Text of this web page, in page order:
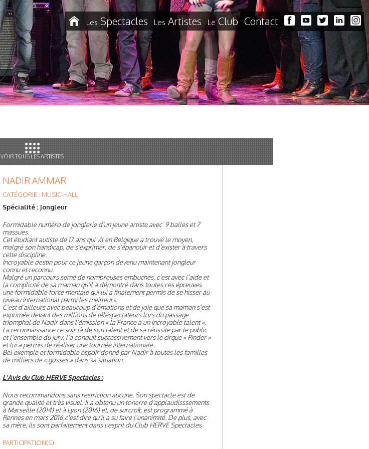
Les Spectacles Les Artistes LeClub Contact
VOIR TOUS LES ARTISTES
NADIR AMMAR
CATÉGORIE : MUSIC-HALL
Spécialité : Jongleur
Formidable numéro de jonglerie d’un jeune artiste avec 9 balles et 7
massues.
Cet étudiant autiste de 17 ans qui vit en Belgique a trouvé le moyen,
malgré son handicap, de s’exprimer, de s’épanouir et d’exister à travers
cette discipline.
Incroyable destin pour ce jeune garçon devenu maintenant jongleur
connu et reconnu.
Malgré un parcours semé de nombreuses embuches, c’est avec l’aide et
la complicité de sa maman qu’il a démontré dans toutes ces épreuves
une formidable force mentale qui lui a finalement permis de se hisser au
niveau international parmi les meilleurs.
C’est d’ailleurs avec beaucoup d’émotions et de joie que sa maman s’est
exprimée devant des millions de téléspectateurs lors du passage
triomphal de Nadir dans l’émission « la France a un incroyable talent ».
La reconnaissance ce soir là de son talent et de sa réussite par le public
et l’ensemble du jury, l’a conduit successivement vers le cirque « Pinder »
et lui a permis de réaliser une tournée internationale.
Bel exemple et formidable espoir donné par Nadir à toutes les familles
de milliers de « gosses » dans sa situation.
L'Avis du Club HERVE Spectacles :
Nous recommandons sans restriction aucune. Son spectacle est de
grande qualité et très visuel. Il a obtenu un tonerre d'applaudisssements
à Marseille (2014) et à Lyon (2016) et, de surcroît, est programmé à
Rennes en mars 2016,c'est dire qu'il a su faire l'unanimité. De plus, avec
sa mère, ils sont parfaitement dans l'esprit du Club HERVE Spectacles
PARTICIPATION(S)